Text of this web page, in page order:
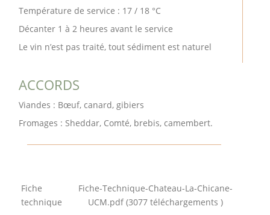
Température de service : 17 / 18 °C
Décanter 1 à 2 heures avant le service
Le vin n’est pas traité, tout sédiment est naturel
ACCORDS
Viandes : Bœuf, canard, gibiers
Fromages : Sheddar, Comté, brebis, camembert.
Fiche
technique
Fiche-Technique-Chateau-La-Chicane-
UCM.pdf (3077 téléchargements )